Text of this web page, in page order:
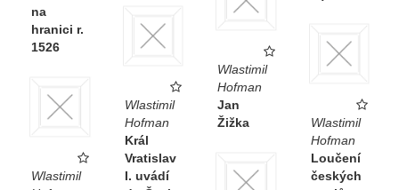
na
hranici r.
1526
Wlastimil
Hofman
Jan
Žižka
Wlastimil
Hofman
Král
Vratislav
I. uvádí
Wlastimil
Hofman
Loučení
českých
Wlastimil